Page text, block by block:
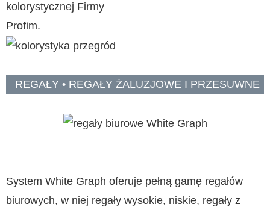
kolorystycznej Firmy
Profim.
REGAŁY • REGAŁY ŻALUZJOWE I PRZESUWNE
System White Graph oferuje pełną gamę regałów
biurowych, w niej regały wysokie, niskie, regały z